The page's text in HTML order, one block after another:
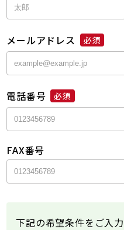
メールアドレス 必須
電話番号 必須
FAX番号
下記の希望条件をご入